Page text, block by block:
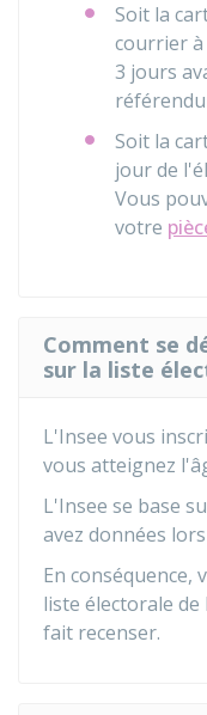
Soit la
courrier
3 jours
Soit la
jour de
Vous
votre
Comment se
sur la liste
L'Insee vous
vous atteignez
L'Insee se base
avez données
En conséquence,
liste électorale
fait recenser.